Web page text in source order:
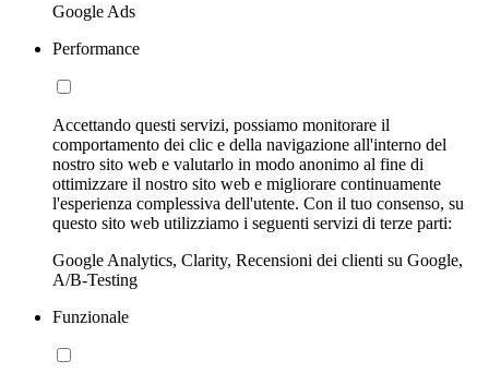
Google Ads
Performance
Accettando questi servizi, possiamo monitorare il
comportamento dei clic e della navigazione all'interno del
nostro sito web e valutarlo in modo anonimo al fine di
ottimizzare il nostro sito web e migliorare continuamente
l'esperienza complessiva dell'utente. Con il tuo consenso, su
questo sito web utilizziamo i seguenti servizi di terze parti:
Google Analytics, Clarity, Recensioni dei clienti su Google,
A/B-Testing
Funzionale